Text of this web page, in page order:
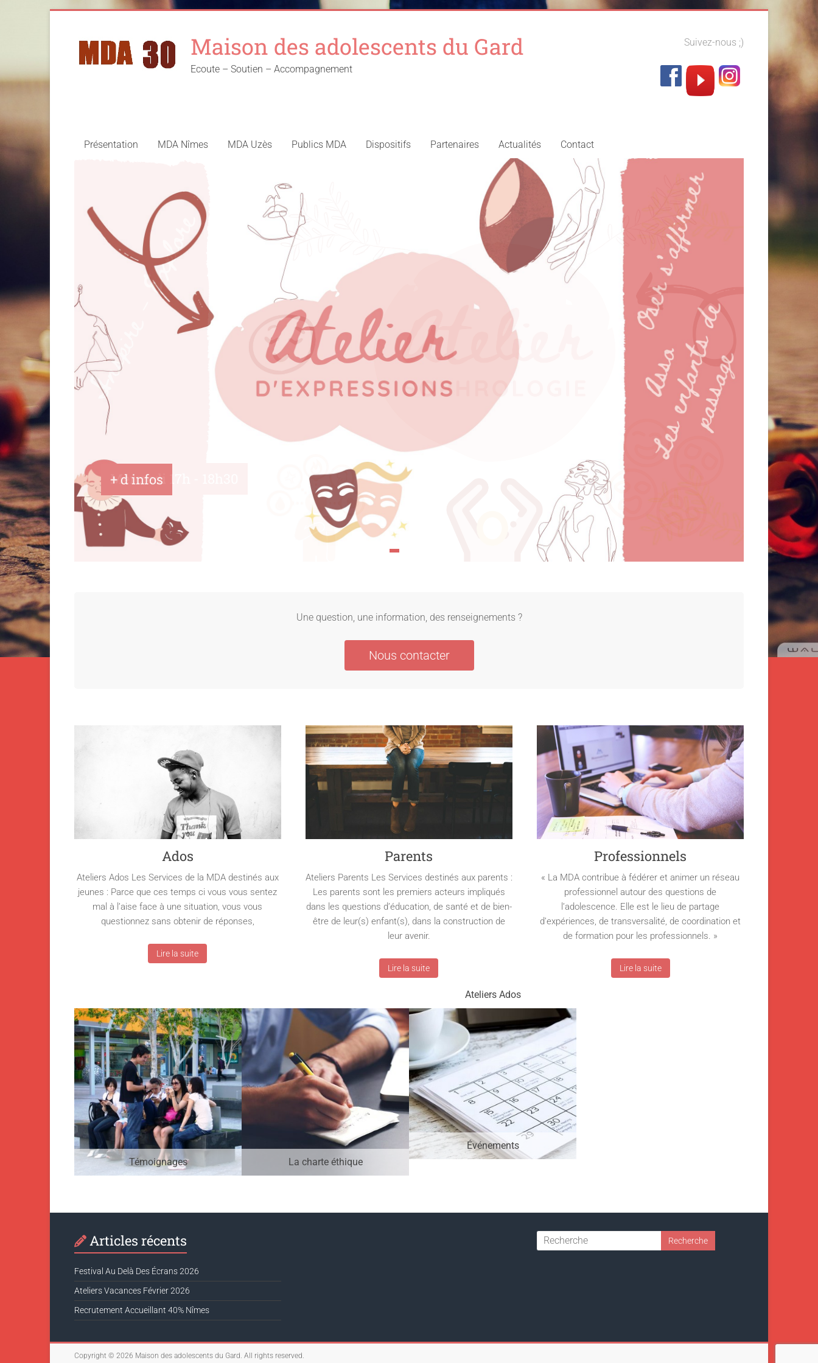
content
Maison des adolescents du Gard
Ecoute – Soutien – Accompagnement
Suivez-nous ;)
Présentation MDA Nîmes MDA Uzès Publics MDA Dispositifs Partenaires Actualités Contact
Mercredi 17h - 18h30
Une question, une information, des renseignements ?
Nous contacter
Ados
Ateliers Ados Les Services de la MDA destinés aux
jeunes : Parce que ces temps ci vous vous sentez
mal à l’aise face à une situation, vous vous
questionnez sans obtenir de réponses,
Lire la suite
Parents
Ateliers Parents Les Services destinés aux parents :
Les parents sont les premiers acteurs impliqués
dans les questions d’éducation, de santé et de bien-
être de leur(s) enfant(s), dans la construction de
leur avenir.
Lire la suite
Professionnels
« La MDA contribue à fédérer et animer un réseau
professionnel autour des questions de
l’adolescence. Elle est le lieu de partage
d’expériences, de transversalité, de coordination et
de formation pour les professionnels. »
Lire la suite
Témoignages La charte éthique
Ateliers Ados
Événements
Articles récents
Festival Au Delà Des Écrans 2026
Ateliers Vacances Février 2026
Recrutement Accueillant 40% Nîmes
Copyright © 2026 Maison des adolescents du Gard . All rights reserved.